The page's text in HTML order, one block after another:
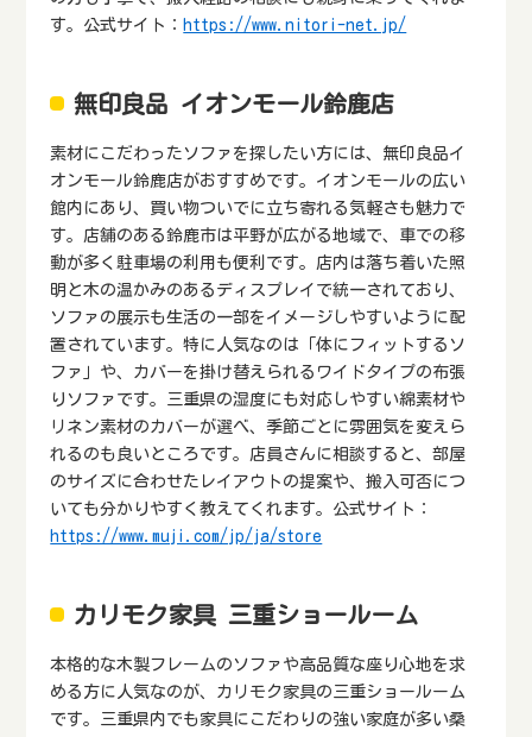
す。公式サイト： https://www.nitori-net.jp/
無印良品 イオンモール鈴鹿店
素材にこだわったソファを探したい方には、無印良品イ
オンモール鈴鹿店がおすすめです。イオンモールの広い
館内にあり、買い物ついでに立ち寄れる気軽さも魅力で
す。店舗のある鈴鹿市は平野が広がる地域で、車での移
動が多く駐車場の利用も便利です。店内は落ち着いた照
明と木の温かみのあるディスプレイで統一されており、
ソファの展示も生活の一部をイメージしやすいように配
置されています。特に人気なのは「体にフィットするソ
ファ」や、カバーを掛け替えられるワイドタイプの布張
りソファです。三重県の湿度にも対応しやすい綿素材や
リネン素材のカバーが選べ、季節ごとに雰囲気を変えら
れるのも良いところです。店員さんに相談すると、部屋
のサイズに合わせたレイアウトの提案や、搬入可否につ
いても分かりやすく教えてくれます。公式サイト：
https://www.muji.com/jp/ja/store
カリモク家具 三重ショールーム
本格的な木製フレームのソファや高品質な座り心地を求
める方に人気なのが、カリモク家具の三重ショールーム
です。三重県内でも家具にこだわりの強い家庭が多い桑